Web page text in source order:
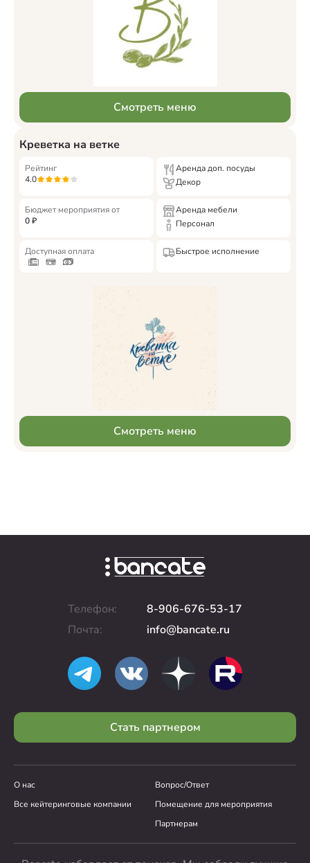
Смотреть меню
Креветка на ветке
Рейтинг
4.0
Аренда доп. посуды
Декор
Бюджет мероприятия от
0₽
Аренда мебели
Персонал
Доступная оплата Быстрое исполнение
Смотреть меню
Телефон:
8-906-676-53-17
Почта:
info@bancate.ru
Стать партнером
О нас
Вопрос/Ответ
Все кейтеринговые компании
Помещение для мероприятия
Партнерам